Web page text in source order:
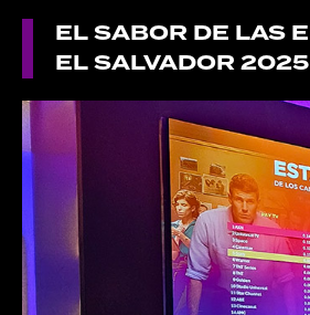
EL SABOR DE LAS
EL SALVADOR 2025